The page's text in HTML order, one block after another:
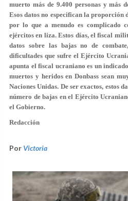
muerto más de 9.400 personas y más
Esos datos no especifican la
por lo que a menudo es complicado
ejércitos en liza. Estos días, el fiscal
datos sobre las bajas no de
dificultades que sufre el Ejército
apunta el fiscal ucraniano es un
muertos y heridos en Donbass sean
Naciones Unidas. De ser exactos, estos
número de bajas en el Ejército
el Gobierno.
Redacción
Por Victoria